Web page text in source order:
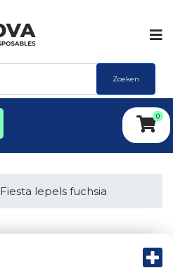
Zoeken
0
Fiesta lepels fuchsia